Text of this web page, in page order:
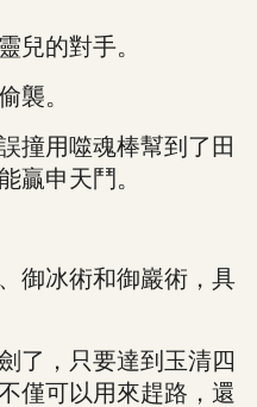
的對手。
。
用噬魂棒幫到了田
贏申天鬥。
冰術和御巖術，具
，只要達到玉清四
僅可以用來趕路，還